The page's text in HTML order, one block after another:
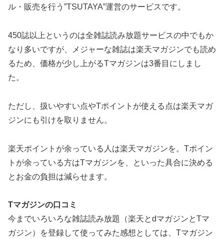
ル・販売を行う”TSUTAYA”運営のサービスです。
450誌以上というのは全雑誌読み放題サービスの中でもか
なり多いですが、メジャーな雑誌は楽天マガジンでも読め
るため、価格が少し上がるTマガジンは3番目にしまし
た。
ただし、 扱いやすい点やTポイントが使える点は楽天マガ
ジンにも引けを取りません。
楽天ポイントが余っている人は楽天マガジンを。Tポイン
トが余っている方はTマガジンを、といった具合に決める
とお金の負担は減らせます。
Tマガジンの口コミ
今までいろいろな雑誌読み放題（楽天とdマガジンとTマ
ガジン）を登録して使ってみた感想としては、Tマガジン